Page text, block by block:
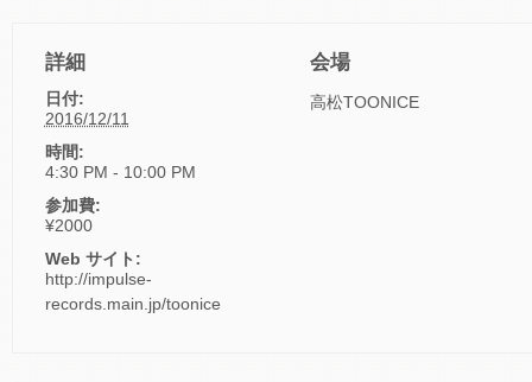
詳細
日付:
2016/12/11
時間:
4:30 PM - 10:00 PM
参加費:
¥2000
Web サイト:
http://impulse-
records.main.jp/toonice
会場
高松TOONICE